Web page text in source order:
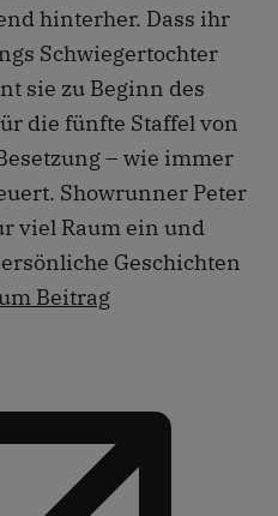
hinterher. Dass ihr
Schwiegertochter
sie zu Beginn des
die fünfte Staffel von
– wie immer
Showrunner Peter
viel Raum ein und
Geschichten
Beitrag